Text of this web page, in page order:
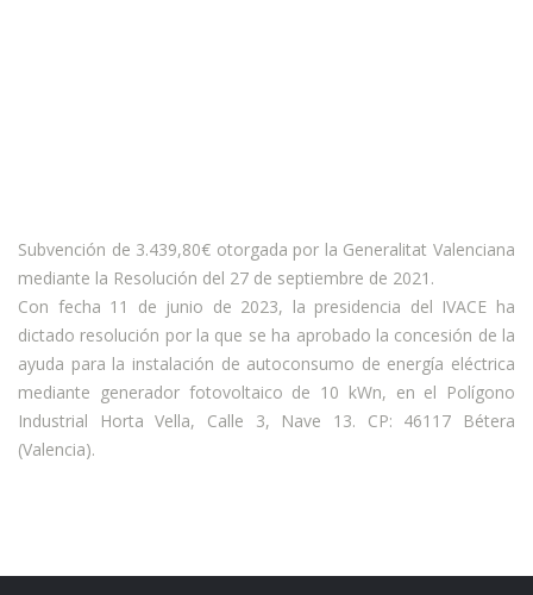
Subvención de 3.439,80€ otorgada por la Generalitat Valenciana
mediante la Resolución del 27 de septiembre de 2021.
Con fecha 11 de junio de 2023, la presidencia del IVACE ha
dictado resolución por la que se ha aprobado la concesión de la
ayuda para la instalación de autoconsumo de energía eléctrica
mediante generador fotovoltaico de 10 kWn, en el Polígono
Industrial Horta Vella, Calle 3, Nave 13. CP: 46117 Bétera
(Valencia).